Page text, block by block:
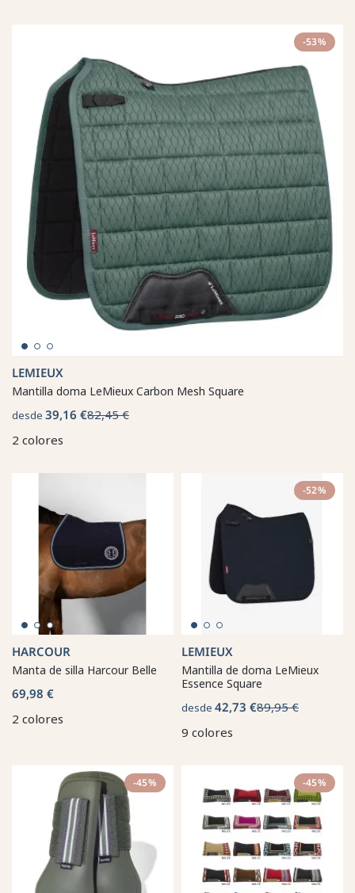
-53%
LEMIEUX
Mantilla doma LeMieux Carbon Mesh Square
desde 39,16 €82,45 €
2 colores
HARCOUR
Manta de silla Harcour Belle
69,98 €
2 colores
-52%
LEMIEUX
Mantilla de doma LeMieux
Essence Square
desde 42,73 €89,95 €
9 colores
-45% -45%